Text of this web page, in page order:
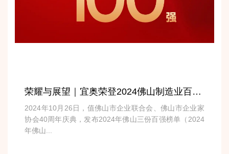
荣耀与展望｜宜奥荣登2024佛山制造业百强榜
2024年10月26日，值佛山市企业联合会、佛山市企业家
协会40周年庆典，发布2024年佛山三份百强榜单（2024
年佛山...